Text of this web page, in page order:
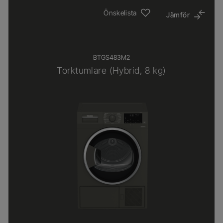
Önskelista Jämför
BTGS483M2
Torktumlare (Hybrid, 8 kg)